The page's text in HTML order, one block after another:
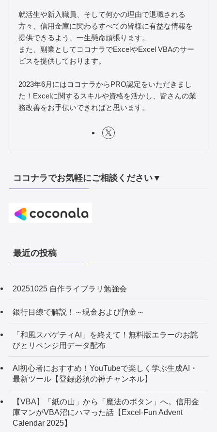
就活生や新入職員、そして何かの理由で退職される
方々、信用金庫に関わるすべての皆様に有益な情報を
提供できるよう、一生懸命頑張ります。
また、副業としてココナラでExcelやExcel VBAのサー
ビスを提供しております。
2023年6月にはココナラからPRO認定をいただきまし
た！Excelに関するスキルや資格を活かし、皆さんの業
務改善をお手伝いできればと思います。
ココナラでお気軽にご相談ください▼
最近の投稿
20251025 自作ライブラリ勉強会
銀行目線で解説！～現金および預金～
「和風スパゲティAI」を終えて！無料版エラーのお詫
びとリベンジ用データ配布
AI初心者におすすめ！YouTubeで楽しく学ぶ生成AI・
最新ツール【登録必須の神チャンネル】
【VBA】「紙の山」から「魔法のボタン」へ。信用金
庫マンがVBA沼にハマった話【Excel-Fun Advent
Calendar 2025】